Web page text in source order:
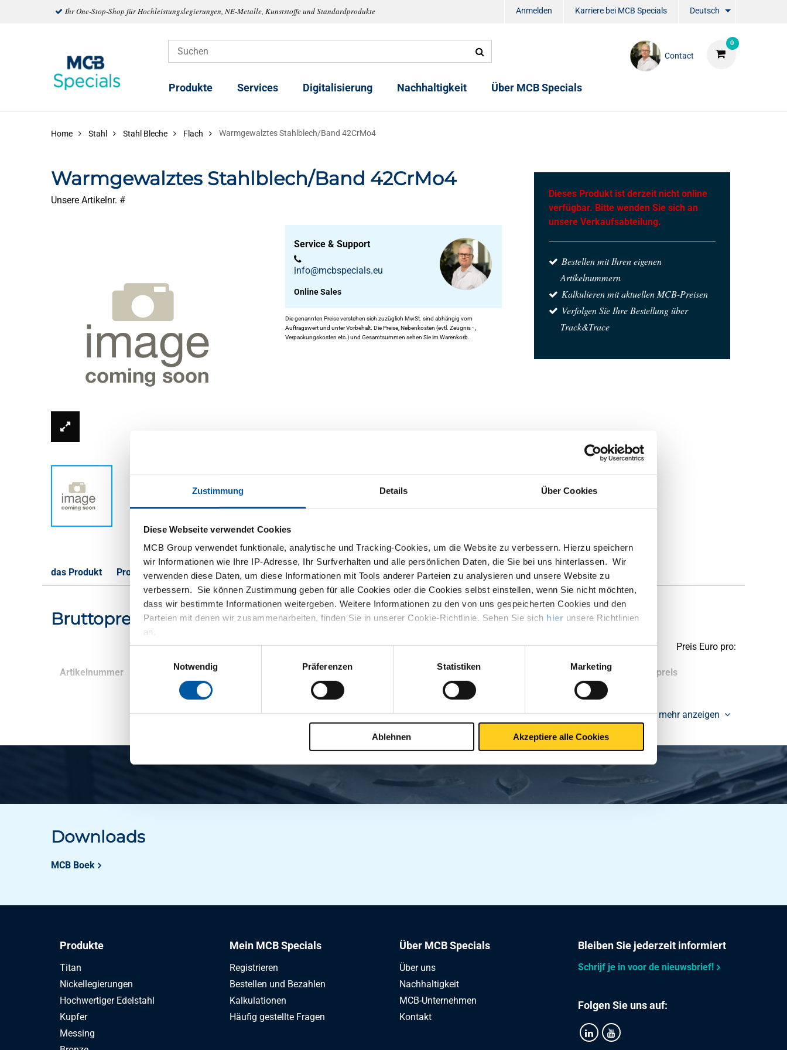
Zustimmung Details Über Cookies
Diese Webseite verwendet Cookies
MCB Group verwendet funktionale, analytische und Tracking-Cookies, um die Website zu verbessern. Hierzu speichern
wir Informationen wie Ihre IP-Adresse, Ihr Surfverhalten und alle persönlichen Daten, die Sie bei uns hinterlassen. Wir
verwenden diese Daten, um diese Informationen mit Tools anderer Parteien zu analysieren und unsere Website zu
verbessern. Sie können Zustimmung geben für alle Cookies oder die Cookies selbst einstellen, wenn Sie nicht möchten,
dass wir bestimmte Informationen weitergeben. Weitere Informationen zu den von uns gespeicherten Cookies und den
Parteien mit denen wir zusammenarbeiten, finden Sie in unserer Cookie-Richtlinie. Sehen Sie sich hier unsere Richtlinien
an.
Notwendig
Präferenzen Statistiken Marketing
Ablehnen Akzeptiere alle Cookies
Ihr One-Stop-Shop für Hochleistungslegierungen, NE-Metalle, Kunststoffe und Standardprodukte Anmelden Karriere bei MCB Specials Deutsch
0
Contact
Produkte Services Digitalisierung Nachhaltigkeit Über MCB Specials
Home Stahl Stahl Bleche Flach Warmgewalztes Stahlblech/Band 42CrMo4
Warmgewalztes Stahlblech/Band 42CrMo4
Unsere Artikelnr. #
Service & Support
info@mcbspecials.eu
Online Sales
Die genannten Preise verstehen sich zuzüglich MwSt. sind abhängig vom
Auftragswert und unter Vorbehalt. Die Preise, Nebenkosten (evtl. Zeugnis - ,
Verpackungskosten etc.) und Gesamtsummen sehen Sie im Warenkorb.
Dieses Produkt ist derzeit nicht online
verfügbar. Bitte wenden Sie sich an
unsere Verkaufsabteilung.
Bestellen mit Ihren eigenen
Artikelnummern
Kalkulieren mit aktuellen MCB-Preisen
Verfolgen Sie Ihre Bestellung über
Track&Trace
das Produkt Produktbeschreibung Bruttopreisliste Downloads Spezifikationen
Bruttopreisliste: Warmgewalztes Stahlblech/Band 42CrMo4
Preis Euro pro:
Artikelnummer Beschreibung Stück pro KG Bruttopreis
mehr anzeigen
Downloads
MCB Boek
Produkte
Titan
Nickellegierungen
Hochwertiger Edelstahl
Kupfer
Messing
Mein MCB Specials
Registrieren
Bestellen und Bezahlen
Kalkulationen
Häufig gestellte Fragen
Über MCB Specials
Über uns
Nachhaltigkeit
MCB-Unternehmen
Kontakt
Bleiben Sie jederzeit informiert
Schrijf je in voor de nieuwsbrief!
Folgen Sie uns auf: